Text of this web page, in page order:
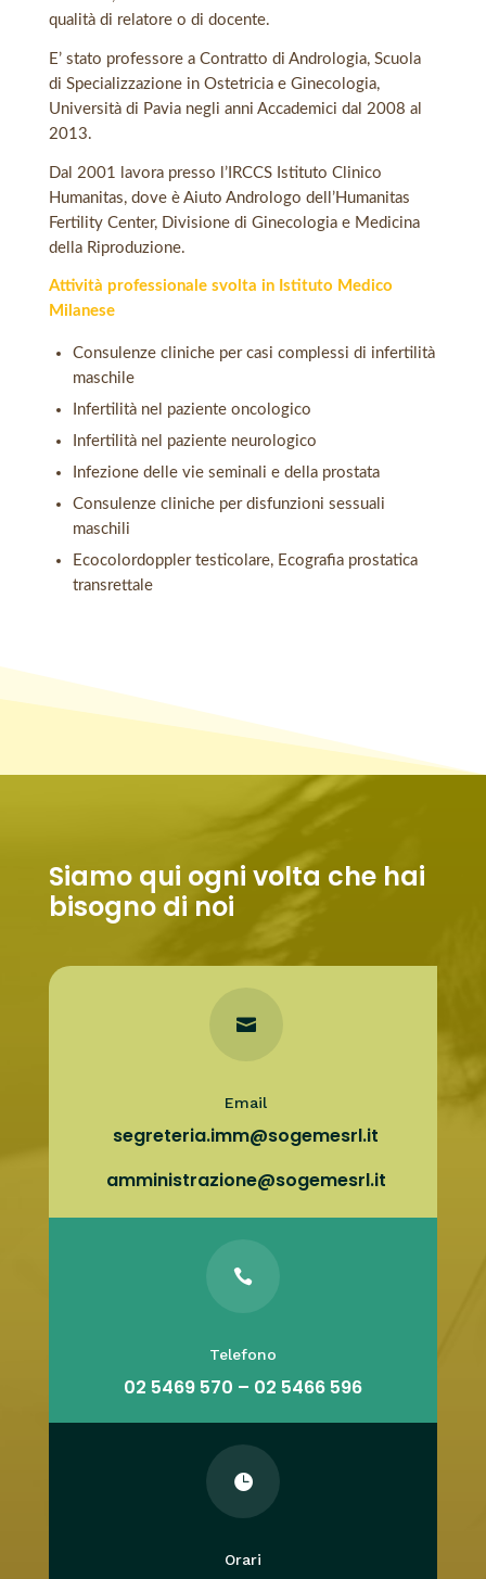
qualità di relatore o di docente.
E’ stato professore a Contratto di Andrologia, Scuola
di Specializzazione in Ostetricia e Ginecologia,
Università di Pavia negli anni Accademici dal 2008 al
2013.
Dal 2001 lavora presso l’IRCCS Istituto Clinico
Humanitas, dove è Aiuto Andrologo dell’Humanitas
Fertility Center, Divisione di Ginecologia e Medicina
della Riproduzione.
Attività professionale svolta in Istituto Medico
Milanese
Consulenze cliniche per casi complessi di infertilità
maschile
Infertilità nel paziente oncologico
Infertilità nel paziente neurologico
Infezione delle vie seminali e della prostata
Consulenze cliniche per disfunzioni sessuali
maschili
Ecocolordoppler testicolare, Ecografia prostatica
transrettale
Siamo qui ogni volta che hai
bisogno di noi

Email
segreteria.imm@sogemesrl.it
amministrazione@sogemesrl.it

Telefono
02 5469 570 – 02 5466 596

Orari